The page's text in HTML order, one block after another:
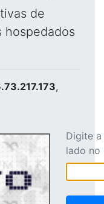
de
hospedados
,
Digite
lado no